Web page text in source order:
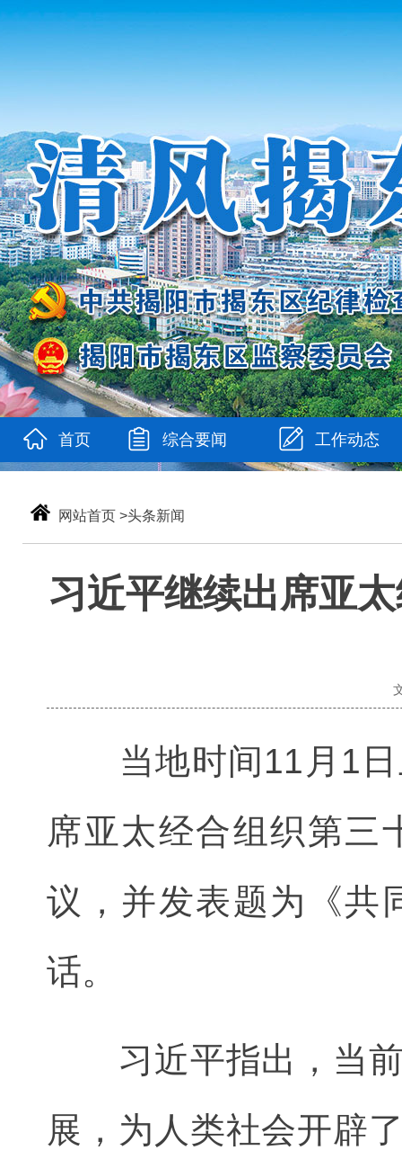
首页 综合要闻 工作动态
网站首页 >头条新闻
习近平继续出席亚
当地时间11月1日
席亚太经合组织第三
议，并发表题为《共
话。
习近平指出，当前
展，为人类社会开辟